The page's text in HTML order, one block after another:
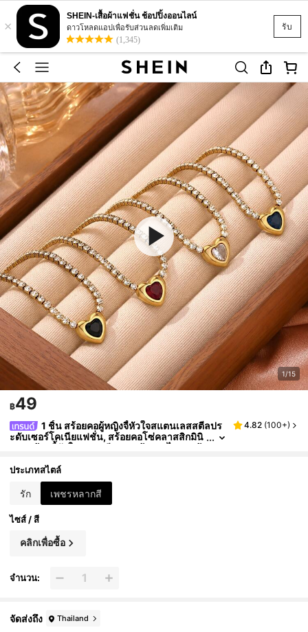
รับ
×
SHEIN-เสื้อผ้าแฟชั่น ช้อปปิ้งออนไลน์
ดาวโหลดแอปเพื่อรับส่วนลดเพิ่มเติม
(1,345)
1/15
฿49
1 ชิ้น สร้อยคอผู้หญิงจี้หัวใจสแตนเลสสตีลปร
ะดับเซอร์โคเนียแฟชั่น, สร้อยคอโซ่คลาสสิกมินิ
มอลพร้อมจี้หัวใจอาเกตสีแดง, สร้อยคอไหปลาร้า
ณีต
4.82 (100+)
ประเภทสไตล์
รัก เพชรหลากสี
ไซส์ / สี
คลิกเพื่อซื้อ
จำนวน:
จัดส่งถึง Thailand